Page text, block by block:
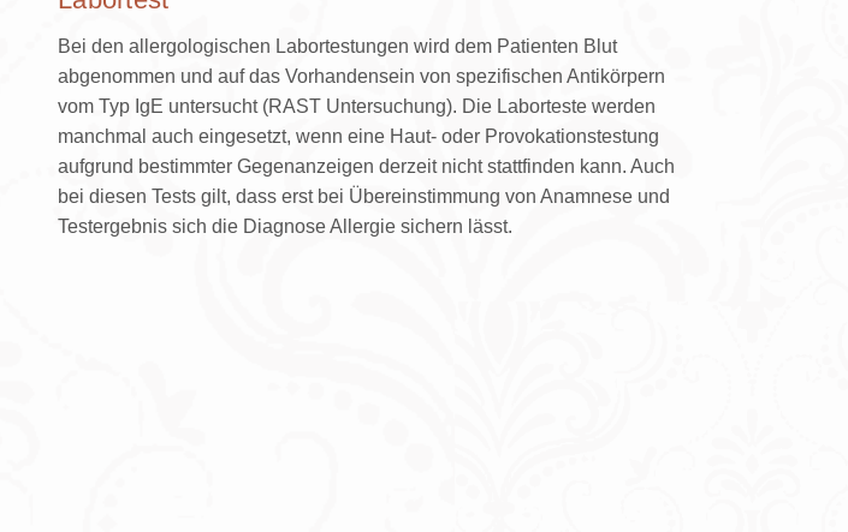
Faltenbehandlung
Botulinum
Bei den allergologischen Labortestungen wird dem Patienten Blut
abgenommen und auf das Vorhandensein von spezifischen Antikörpern
vom Typ IgE untersucht (RAST Untersuchung). Die Laborteste werden
manchmal auch eingesetzt, wenn eine Haut- oder Provokationstestung
aufgrund bestimmter Gegenanzeigen derzeit nicht stattfinden kann. Auch
bei diesen Tests gilt, dass erst bei Übereinstimmung von Anamnese und
Testergebnis sich die Diagnose Allergie sichern lässt.